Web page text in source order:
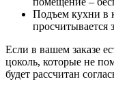
Подъем кухни в
просчитывается
Если в вашем заказе
цоколь, которые не
будет рассчитан